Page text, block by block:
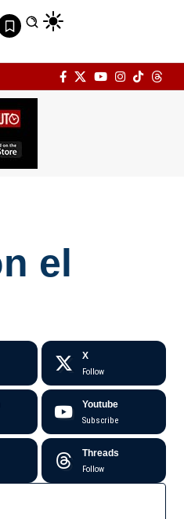
el
X
Follow
Youtube
Subscribe
Threads
Follow